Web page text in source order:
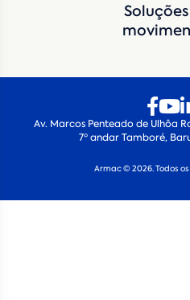
Av. Marcos Penteado de Ulhôa
7º andar Tamboré,
Armac © 2026. Todos
Máquina de interesse*
Qual o período de